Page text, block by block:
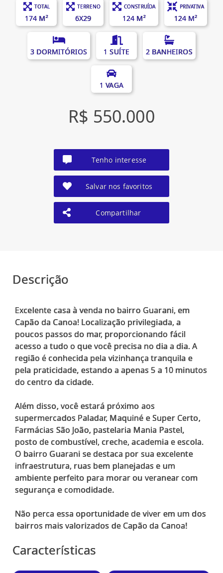
TOTAL
174 M²
TERRENO
6X29
CONSTRUÍDA
124 M²
PRIVATIVA
124 M²
3 DORMITÓRIOS 1 SUÍTE 2 BANHEIROS
1 VAGA
R$ 550.000
Tenho interesse
Salvar nos favoritos
Compartilhar
Descrição
Excelente casa à venda no bairro Guarani, em
Capão da Canoa! Localização privilegiada, a
poucos passos do mar, proporcionando fácil
acesso a tudo o que você precisa no dia a dia. A
região é conhecida pela vizinhança tranquila e
pela praticidade, estando a apenas 5 a 10 minutos
do centro da cidade.
Além disso, você estará próximo aos
supermercados Paladar, Maquiné e Super Certo,
Farmácias São João, pastelaria Mania Pastel,
posto de combustível, creche, academia e escola.
O bairro Guarani se destaca por sua excelente
infraestrutura, ruas bem planejadas e um
ambiente perfeito para morar ou veranear com
segurança e comodidade.
Não perca essa oportunidade de viver em um dos
Características